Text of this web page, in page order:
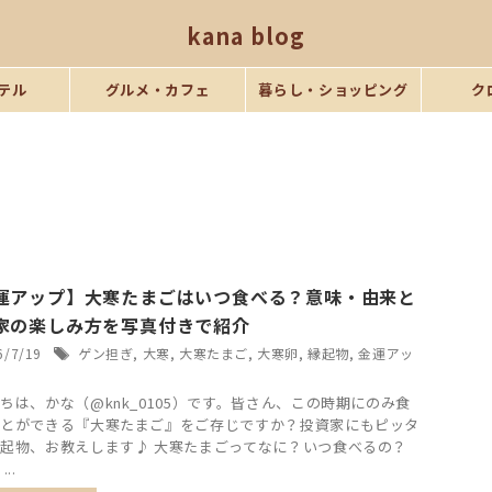
kana blog
ル グルメ・カフェ 暮らし・ショッピング ク
アップ】大寒たまごはいつ食べる？意味・由来と
の楽しみ方を写真付きで紹介
7/19 ゲン担ぎ, 大寒, 大寒たまご, 大寒卵,縁起物,金運アッ
は、かな（@knk_0105）です。皆さん、この時期にのみ食
ができる『大寒たまご』をご存じですか？投資家にもピッタ
物、お教えします♪ 大寒たまごってなに？いつ食べるの？